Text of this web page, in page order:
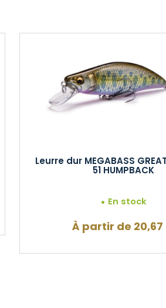
Leurre dur MEGABASS
51 HUMPBACK
En stock
À partir de 20,67